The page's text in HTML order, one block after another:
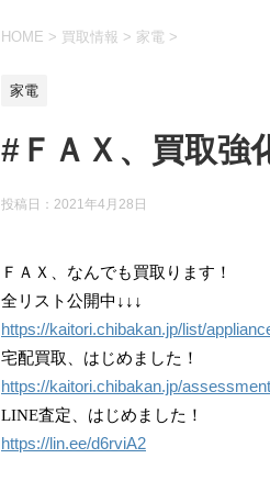
HOME > 買取情報 > 家電 >
家電
#ＦＡＸ、買取強
投稿日： 2021年4月28日
ＦＡＸ、なんでも買取ります！
全リスト公開中↓↓↓
https://kaitori.chibakan.jp/list/
宅配買取、はじめました！
https://kaitori.chibakan.jp/
LINE査定、はじめました！
https://lin.ee/d6rviA2